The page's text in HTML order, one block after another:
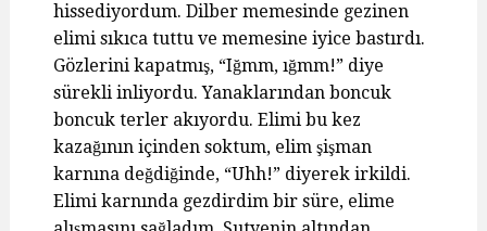
hissediyordum. Dilber memesinde gezinen
elimi sıkıca tuttu ve memesine iyice bastırdı.
Gözlerini kapatmış, “Iğmm, ığmm!” diye
sürekli inliyordu. Yanaklarından boncuk
boncuk terler akıyordu. Elimi bu kez
kazağının içinden soktum, elim şişman
karnına değdiğinde, “Uhh!” diyerek irkildi.
Elimi karnında gezdirdim bir süre, elime